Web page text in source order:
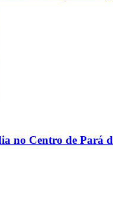
no Centro de Pará